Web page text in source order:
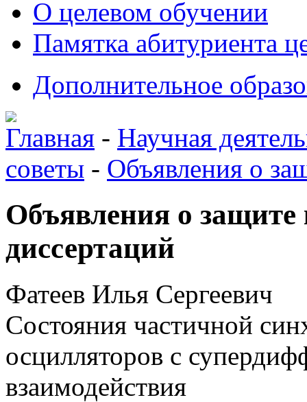
О целевом обучении
Памятка абитуриента
Дополнительное
Главная - Научная
советы - Объявления о
Объявления о защите
диссертаций
Фатеев Илья Сергеевич
Состояния частичной
осцилляторов с
взаимодействия